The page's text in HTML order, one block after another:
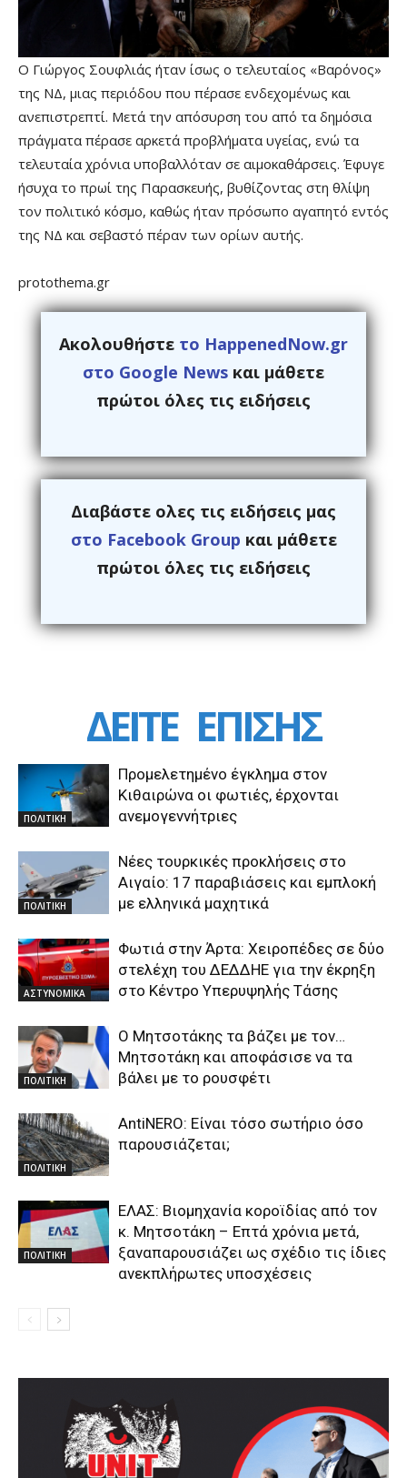
Ο Γιώργος Σουφλιάς ήταν ίσως ο τελευταίος «Βαρόνος»
της ΝΔ, μιας περιόδου που πέρασε ενδεχομένως και
ανεπιστρεπτί. Μετά την απόσυρση του από τα δημόσια
πράγματα πέρασε αρκετά προβλήματα υγείας, ενώ τα
τελευταία χρόνια υποβαλλόταν σε αιμοκαθάρσεις. Έφυγε
ήσυχα το πρωί της Παρασκευής, βυθίζοντας στη θλίψη
τον πολιτικό κόσμο, καθώς ήταν πρόσωπο αγαπητό εντός
της ΝΔ και σεβαστό πέραν των ορίων αυτής.
protothema.gr
Ακολουθήστε το HappenedNow.gr
στο Google News και μάθετε
πρώτοι όλες τις ειδήσεις
Διαβάστε ολες τις ειδήσεις μας
στο Facebook Group και μάθετε
πρώτοι όλες τις ειδήσεις
ΔΕΙΤΕ ΕΠΙΣΗΣ
ΠΟΛΙΤΙΚΗ
Προμελετημένο έγκλημα στον
Κιθαιρώνα οι φωτιές, έρχονται
ανεμογεννήτριες
ΠΟΛΙΤΙΚΗ
Νέες τουρκικές προκλήσεις στο
Αιγαίο: 17 παραβιάσεις και εμπλοκή
με ελληνικά μαχητικά
ΑΣΤΥΝΟΜΙΚΑ
Φωτιά στην Άρτα: Χειροπέδες σε δύο
στελέχη του ΔΕΔΔΗΕ για την έκρηξη
στο Κέντρο Υπερυψηλής Τάσης
ΠΟΛΙΤΙΚΗ
Ο Μητσοτάκης τα βάζει με τον…
Μητσοτάκη και αποφάσισε να τα
βάλει με το ρουσφέτι
ΠΟΛΙΤΙΚΗ
AntiNERO: Είναι τόσο σωτήριο όσο
παρουσιάζεται;
ΠΟΛΙΤΙΚΗ
ΕΛΑΣ: Βιομηχανία κοροϊδίας από τον
κ. Μητσοτάκη – Επτά χρόνια μετά,
ξαναπαρουσιάζει ως σχέδιο τις ίδιες
ανεκπλήρωτες υποσχέσεις